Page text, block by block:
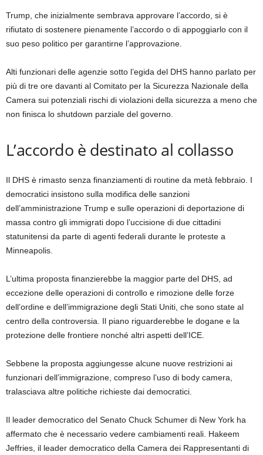
Trump, che inizialmente sembrava approvare l’accordo, si è
rifiutato di sostenere pienamente l’accordo o di appoggiarlo con il
suo peso politico per garantirne l’approvazione.
Alti funzionari delle agenzie sotto l’egida del DHS hanno parlato per
più di tre ore davanti al Comitato per la Sicurezza Nazionale della
Camera sui potenziali rischi di violazioni della sicurezza a meno che
non finisca lo shutdown parziale del governo.
L’accordo è destinato al collasso
Il DHS è rimasto senza finanziamenti di routine da metà febbraio. I
democratici insistono sulla modifica delle sanzioni
dell’amministrazione Trump e sulle operazioni di deportazione di
massa contro gli immigrati dopo l’uccisione di due cittadini
statunitensi da parte di agenti federali durante le proteste a
Minneapolis.
L’ultima proposta finanzierebbe la maggior parte del DHS, ad
eccezione delle operazioni di controllo e rimozione delle forze
dell’ordine e dell’immigrazione degli Stati Uniti, che sono state al
centro della controversia. Il piano riguarderebbe le dogane e la
protezione delle frontiere nonché altri aspetti dell’ICE.
Sebbene la proposta aggiungesse alcune nuove restrizioni ai
funzionari dell’immigrazione, compreso l’uso di body camera,
tralasciava altre politiche richieste dai democratici.
Il leader democratico del Senato Chuck Schumer di New York ha
affermato che è necessario vedere cambiamenti reali. Hakeem
Jeffries, il leader democratico della Camera dei Rappresentanti di